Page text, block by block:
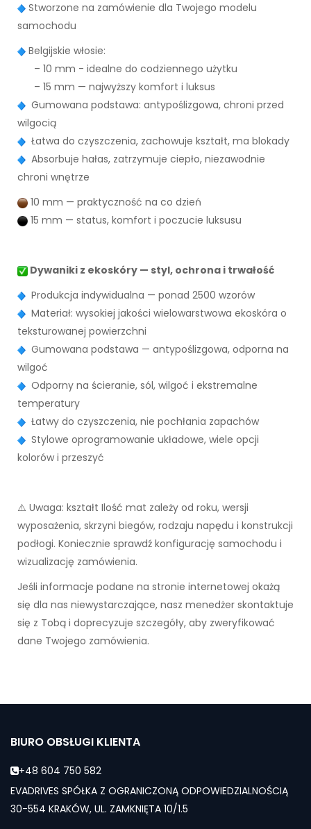
Stworzone na zamówienie dla Twojego modelu
samochodu
Belgijskie włosie:
– 10 mm - idealne do codziennego użytku
– 15 mm — najwyższy komfort i luksus
Gumowana podstawa: antypoślizgowa, chroni przed
wilgocią
Łatwa do czyszczenia, zachowuje kształt, ma blokady
Absorbuje hałas, zatrzymuje ciepło, niezawodnie
chroni wnętrze
10 mm — praktyczność na co dzień
15 mm — status, komfort i poczucie luksusu
Dywaniki z ekoskóry — styl, ochrona i trwałość
Produkcja indywidualna — ponad 2500 wzorów
Materiał: wysokiej jakości wielowarstwowa ekoskóra o
teksturowanej powierzchni
Gumowana podstawa — antypoślizgowa, odporna na
wilgoć
Odporny na ścieranie, sól, wilgoć i ekstremalne
temperatury
Łatwy do czyszczenia, nie pochłania zapachów
Stylowe oprogramowanie układowe, wiele opcji
kolorów i przeszyć
⚠️ Uwaga: kształt Ilość mat zależy od roku, wersji
wyposażenia, skrzyni biegów, rodzaju napędu i konstrukcji
podłogi. Koniecznie sprawdź konfigurację samochodu i
wizualizację zamówienia.
Jeśli informacje podane na stronie internetowej okażą
się dla nas niewystarczające, nasz menedżer skontaktuje
się z Tobą i doprecyzuje szczegóły, aby zweryfikować
dane Twojego zamówienia.
BIURO OBSŁUGI KLIENTA
+48 604 750 582
EVADRIVES SPÓŁKA Z OGRANICZONĄ ODPOWIEDZIALNOŚCIĄ
30-554 KRAKÓW, UL. ZAMKNIĘTA 10/1.5